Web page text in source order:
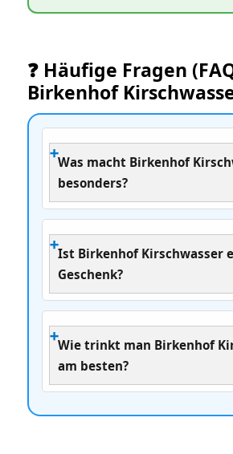
❓ Häufige Fragen
Birkenhof
Was macht Birkenhof
besonders?
Ist Birkenhof Kirschwasser
Geschenk?
Wie trinkt man Birkenhof
am besten?